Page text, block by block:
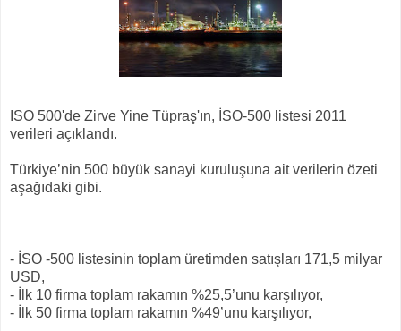
ISO 500'de Zirve Yine Tüpraş'ın, İSO-500 listesi 2011
verileri açıklandı.
Türkiye’nin 500 büyük sanayi kuruluşuna ait verilerin özeti
aşağıdaki gibi.
- İSO -500 listesinin toplam üretimden satışları 171,5 milyar
USD,
- İlk 10 firma toplam rakamın %25,5’unu karşılıyor,
- İlk 50 firma toplam rakamın %49’unu karşılıyor,